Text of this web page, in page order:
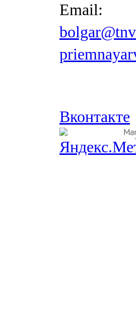
Email:
Вконтакте